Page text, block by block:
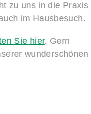
zu uns in die Praxis
im Hausbesuch.
Sie hier. Gern
wunderschönen